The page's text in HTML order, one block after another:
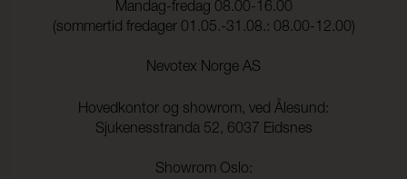
Mandag-fredag 08.00-16.00
(sommertid fredager 01.05.-31.08.: 08.00-12.00)
Nevotex Norge AS
Hovedkontor og showrom, ved Ålesund:
Sjukenesstranda 52, 6037 Eidsnes
Showrom Oslo: